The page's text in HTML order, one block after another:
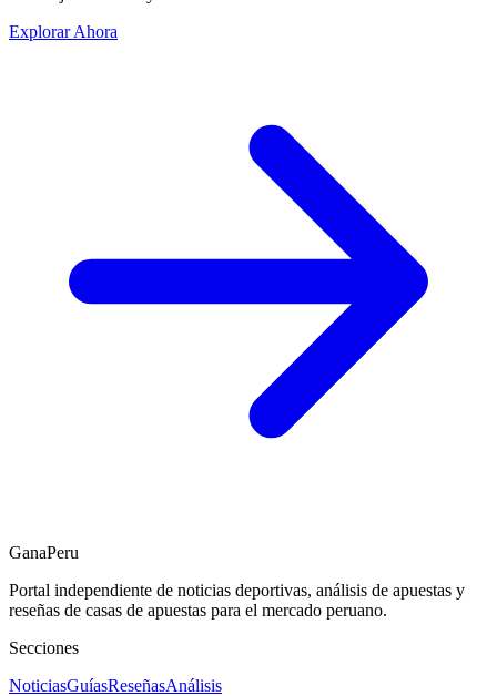
Explorar Ahora
GanaPeru
Portal independiente de noticias deportivas, análisis de apuestas y
reseñas de casas de apuestas para el mercado peruano.
Secciones
NoticiasGuíasReseñasAnálisis